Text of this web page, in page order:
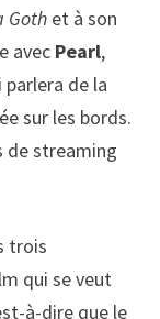
Gothet à son
avec Pearl,
de la
sur les bords.
de streaming
trois
qui se veut
à-dire que le